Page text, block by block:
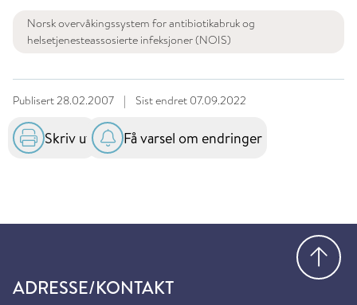
Norsk overvåkingssystem for antibiotikabruk og
helsetjenesteassosierte infeksjoner (NOIS)
Publisert28.02.2007 | Sist endret 07.09.2022
Skriv ut Få varsel om endringer
ADRESSE/KONTAKT